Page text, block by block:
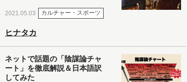
2021.05.03 カルチャー・スポーツ
ヒナタカ
ネットで話題の「陰謀論チャ
ート」を徹底解説＆日本語訳
してみた